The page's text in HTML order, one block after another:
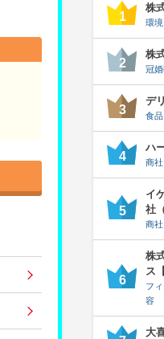
1
株
環
2
株
冠
3
デ
食品
4
ハ
商社
5
イ
社
商
6
株
ス
フ
容
大